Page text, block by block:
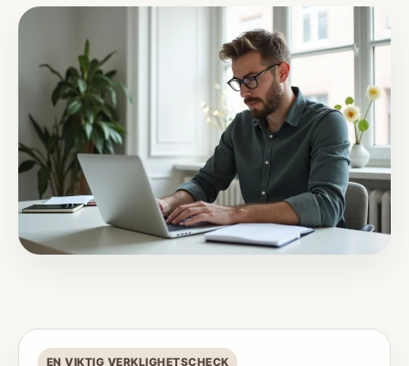
EN VIKTIG VERKLIGHETSCHECK